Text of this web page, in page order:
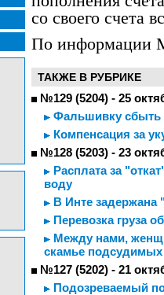
со своего счета
По информации
ТАКЖЕ В РУБРИКЕ
№129 (5204) - 25
Фальшивку сбыть
Компенсация за
№128 (5203) - 23
Расплата за
воду
В Инте задержана
Перевозка груза
Между нами,
скамье подсудимых
№127 (5202) - 21
Подозреваемый